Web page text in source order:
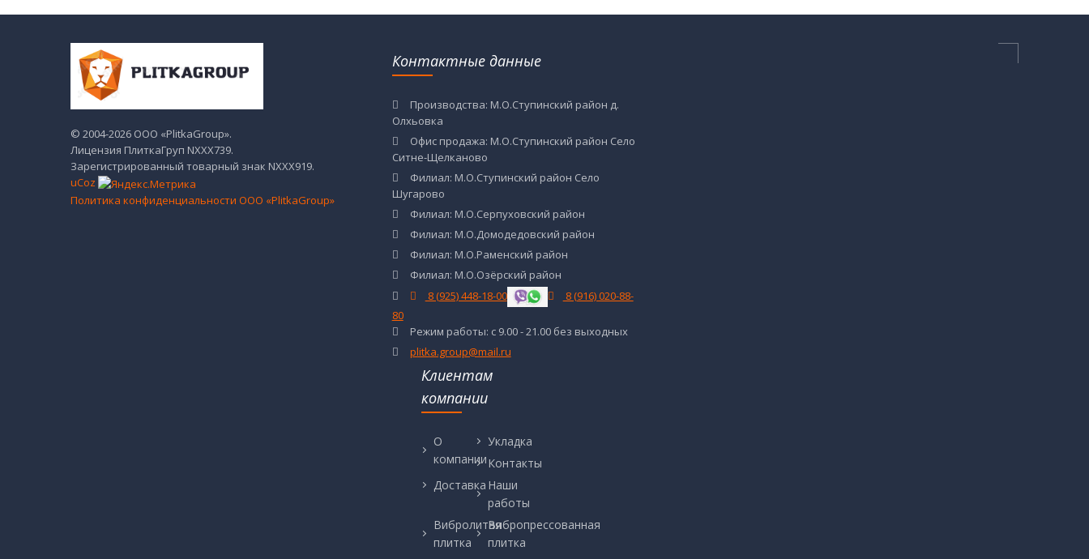
© 2004-2026 ООО «PlitkaGroup».
Лицензия ПлиткаГруп NХХХ739.
Зарегистрированный товарный знак NХХХ919.
uCoz
Политика конфиденциальности ООО «PlitkaGroup»
Контактные данные
Производства: М.О.Ступинский район д.
Олхьовка
Офис продажа: М.О.Ступинский район Село
Ситне-Щелканово
Филиал: М.О.Ступинский район Село
Шугарово
Филиал: М.О.Серпуховский район
Филиал: М.О.Домодедовский район
Филиал: М.О.Раменский район
Филиал: М.О.Озёрский район
8 (925) 448-18-00
8 (916) 020-88-
80
Режим работы: с 9.00 - 21.00 без выходных
plitka.group@mail.ru
Клиентам
компании
О
компании
Укладка
Контакты
Доставка Наши
работы
Вибролитая
плитка
Вибропрессованная
плитка